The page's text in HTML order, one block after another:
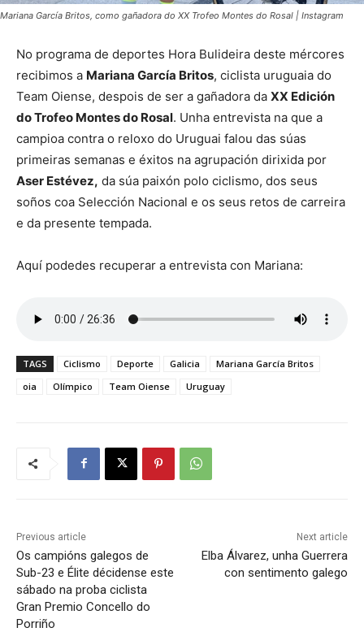
Mariana García Britos, como gañadora do XX Trofeo Montes do Rosal | Instagram
No programa de deportes Hora Bulideira deste mércores
recibimos a Mariana García Britos, ciclista uruguaia do
Team Oiense, despois de ser a gañadora da XX Edición
do Trofeo Montes do Rosal. Unha entrevista na que a
campioa contra o reloxo do Uruguai falou das súas
primeiras semanas e éxitos na agrupación dirixida por
Aser Estévez, da súa paixón polo ciclismo, dos seus
soños coa Selección Nacional e os seus retos de carreira
e da presente tempada.
Aquí podedes recuperar a entrevista con Mariana:
TAGS Ciclismo Deporte Galicia
Mariana García Britos
oia
Olímpico Team Oiense Uruguay
Previous article
Os campións galegos de
Sub-23 e Élite décidense este
sábado na proba ciclista
Gran Premio Concello do
Porriño
Next article
Elba Álvarez, unha Guerrera
con sentimento galego